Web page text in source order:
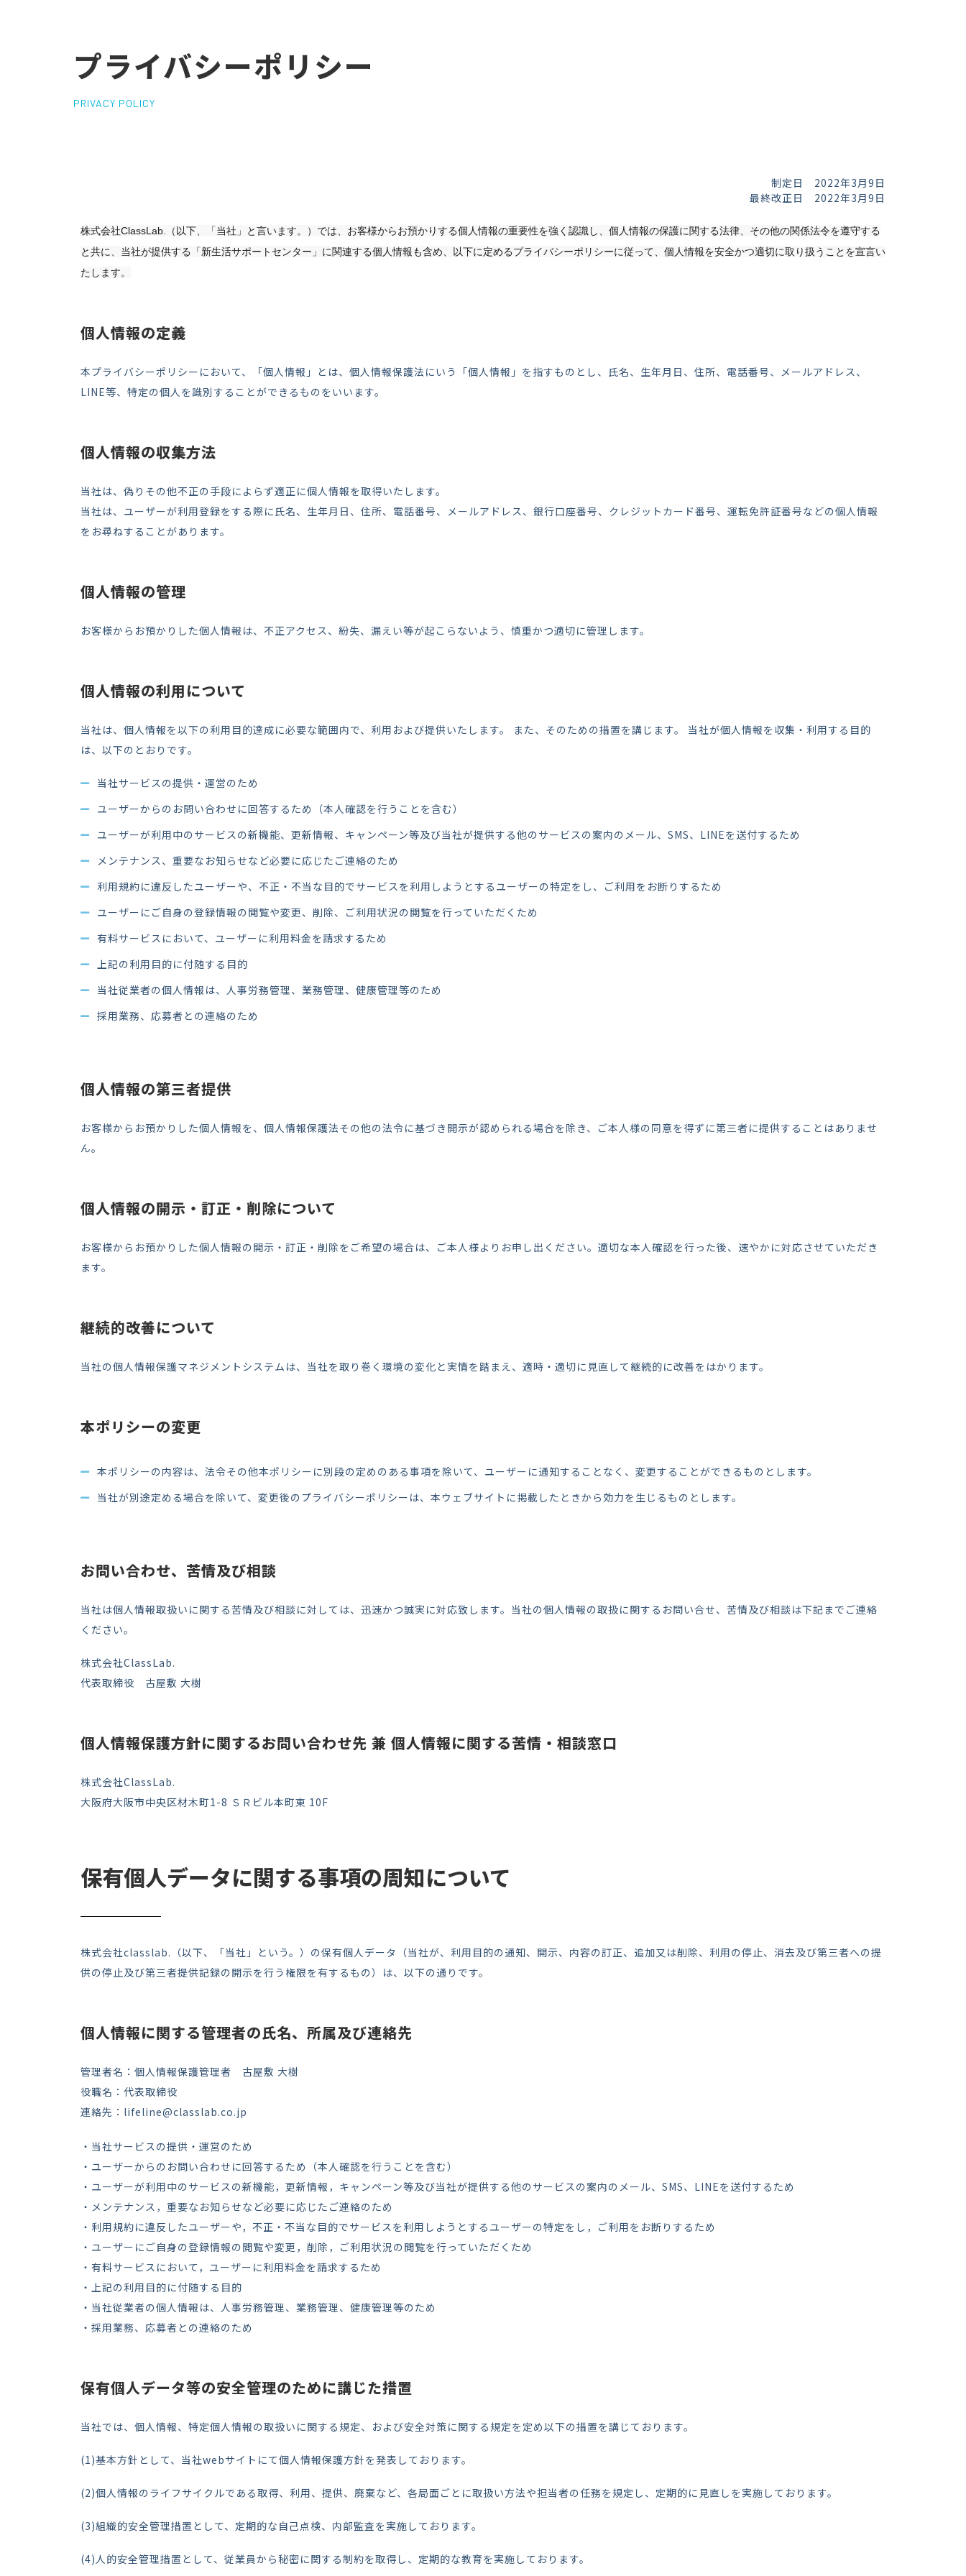
プライバシーポリシー
PRIVACY POLICY
制定日 2022年3月9日
最終改正日 2022年3月9日
株式会社ClassLab.（以下、「当社」と言います。）では、お客様からお預かりする個人情報の重要性を強く認識し、個人情報の保護に関する法律、その他の関係法令を遵守する
と共に、当社が提供する「新生活サポートセンター 」に関連する個人情報も含め、以下に定めるプライバシーポリシーに従って、個人情報を安全かつ適切に取り扱うことを宣言い
たします。
個人情報の定義
本プライバシーポリシーにおいて、「個人情報」とは、個人情報保護法にいう「個人情報」を指すものとし、氏名、生年月日、住所、電話番号、メールアドレス、
LINE等、特定の個人を識別することができるものをいいます。
個人情報の収集方法
当社は、偽りその他不正の手段によらず適正に個人情報を取得いたします。
当社は、ユーザーが利用登録をする際に氏名、生年月日、住所、電話番号、メールアドレス、銀行口座番号、クレジットカード番号、運転免許証番号などの個人情報
をお尋ねすることがあります。
個人情報の管理
お客様からお預かりした個人情報は、不正アクセス、紛失、漏えい等が起こらないよう、慎重かつ適切に管理します。
個人情報の利用について
当社は、個人情報を以下の利用目的達成に必要な範囲内で、利用および提供いたします。 また、そのための措置を講じます。
当社が個人情報を収集・利用する目的
は、以下のとおりです。
当社サービスの提供・運営のため
ユーザーからのお問い合わせに回答するため（本人確認を行うことを含む）
ユーザーが利用中のサービスの新機能、更新情報、キャンペーン等及び当社が提供する他のサービスの案内のメール、SMS、LINEを送付するため
メンテナンス、重要なお知らせなど必要に応じたご連絡のため
利用規約に違反したユーザーや、不正・不当な目的でサービスを利用しようとするユーザーの特定をし、ご利用をお断りするため
ユーザーにご自身の登録情報の閲覧や変更、削除、ご利用状況の閲覧を行っていただくため
有料サービスにおいて、ユーザーに利用料金を請求するため
上記の利用目的に付随する目的
当社従業者の個人情報は、人事労務管理、業務管理、健康管理等のため
採用業務、応募者との連絡のため
個人情報の第三者提供
お客様からお預かりした個人情報を、個人情報保護法その他の法令に基づき開示が認められる場合を除き、ご本人様の同意を得ずに第三者に提供することはありませ
ん。
個人情報の開示・訂正・削除について
お客様からお預かりした個人情報の開示・訂正・削除をご希望の場合は、ご本人様よりお申し出ください。適切な本人確認を行った後、速やかに対応させていただき
ます。
継続的改善について
当社の個人情報保護マネジメントシステムは、当社を取り巻く環境の変化と実情を踏まえ、適時・適切に見直して継続的に改善をはかります。
本ポリシーの変更
本ポリシーの内容は、法令その他本ポリシーに別段の定めのある事項を除いて、ユーザーに通知することなく、変更することができるものとします。
当社が別途定める場合を除いて、変更後のプライバシーポリシーは、本ウェブサイトに掲載したときから効力を生じるものとします。
お問い合わせ、苦情及び相談
当社は個人情報取扱いに関する苦情及び相談に対しては、迅速かつ誠実に対応致します。当社の個人情報の取扱に関するお問い合せ、苦情及び相談は下記までご連絡
ください。
株式会社ClassLab.
代表取締役 古屋敷 大樹
個人情報保護方針に関するお問い合わせ先 兼 個人情報に関する苦情・相談窓口
株式会社ClassLab.
大阪府大阪市中央区材木町1-8 ＳＲビル本町東 10F
保有個人データに関する事項の周知について
株式会社classlab. （以下、「当社」という。）の保有個人データ（当社が、利用目的の通知、開示、内容の訂正、追加又は削除、利用の停止、消去及び第三者への提
供の停止及び第三者提供記録の開示を行う権限を有するもの）は、以下の通りです。
個人情報に関する管理者の氏名、所属及び連絡先
管理者名：個人情報保護管理者 古屋敷 大樹
役職名：代表取締役
連絡先：lifeline@classlab.co.jp
・当社サービスの提供・運営のため
・ユーザーからのお問い合わせに回答するため（本人確認を行うことを含む）
・ユーザーが利用中のサービスの新機能，更新情報，キャンペーン等及び当社が提供する他のサービスの案内のメール、SMS、LINEを送付するため
・メンテナンス，重要なお知らせなど必要に応じたご連絡のため
・利用規約に違反したユーザーや，不正・不当な目的でサービスを利用しようとするユーザーの特定をし，ご利用をお断りするため
・ユーザーにご自身の登録情報の閲覧や変更，削除，ご利用状況の閲覧を行っていただくため
・有料サービスにおいて，ユーザーに利用料金を請求するため
・上記の利用目的に付随する目的
・当社従業者の個人情報は、人事労務管理、業務管理、健康管理等のため
・採用業務、応募者との連絡のため
保有個人データ等の安全管理のために講じた措置
当社では、個人情報、 特定個人情報の取扱いに関する規定、および安全対策に関する規定を定め以下の措置を講じております。
(1)基本方針として、当社webサイトにて個人情報保護方針を発表しております。
(2)個人情報のライフサイクルである取得、 利用、提供、廃棄など、 各局面ごとに取扱い方法や担当者の任務を規定し、定期的に見直しを実施しております。
(3)組織的安全管理措置として、定期的な自己点検、内部監査を実施しております。
(4)人的安全管理措置として、従業員から秘密に関する制約を取得し、定期的な教育を実施しております。